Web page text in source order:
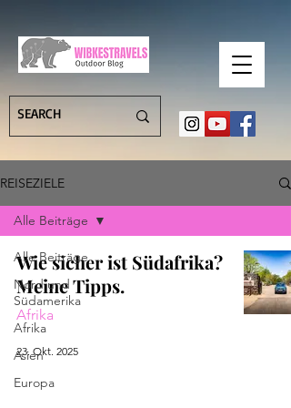
REISEZIELE
Alle Beiträge
Nord und
Südamerika
Afrika
Asien
Europa
Alle Beiträge
Wie sicher ist Südafrika?
Meine Tipps.
Afrika
23. Okt. 2025